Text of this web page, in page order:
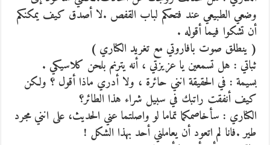
وضعي الطبيعي عند فتحكم لباب القفص .لا أصدق كيف يمكنكم
أن تشكوا فيما أقوله .
( ينطلق صوت بافاروتي مع تغريد الكناري )
ثباتي : هل تسمعين يا عزيزتي ، أنه يترنم بلحن كلاسيكي .
بسيمة : في الحقيقة انني حائرة ، ولا أدري ماذا أقول ؟ ولكن
كيف أنفقت راتبك في سبيل شراء هذا الطائر؟
الكناري : سأخاصمكما تماما لو واصلتما عني الحديث، على انني مجرد
طير .فانا لم اتعود أن يعاملني أحد بهذا الشكل !